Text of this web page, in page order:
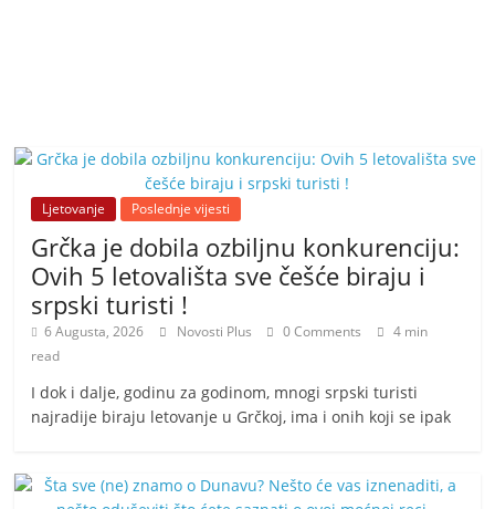
Ljetovanje Poslednje vijesti
Grčka je dobila ozbiljnu konkurenciju:
Ovih 5 letovališta sve češće biraju i
srpski turisti !
6 Augusta, 2026 Novosti Plus 0 Comments
4 min
read
I dok i dalje, godinu za godinom, mnogi srpski turisti
najradije biraju letovanje u Grčkoj, ima i onih koji se ipak